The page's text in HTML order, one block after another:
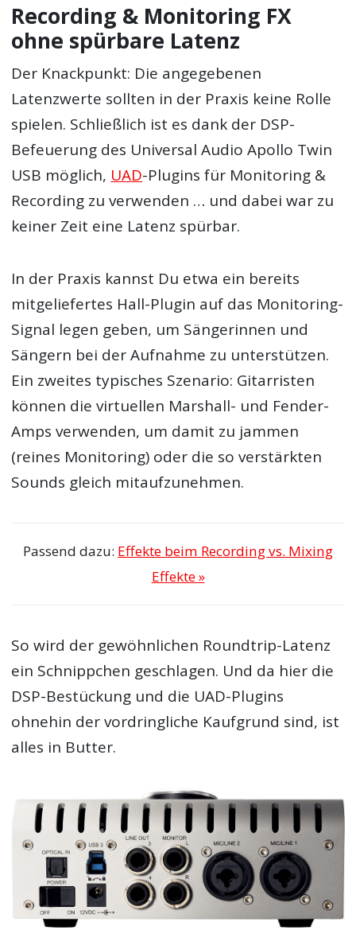
Recording & Monitoring FX
ohne spürbare Latenz
Der Knackpunkt: Die angegebenen
Latenzwerte sollten in der Praxis keine Rolle
spielen. Schließlich ist es dank der DSP-
Befeuerung des Universal Audio Apollo Twin
USB möglich, UAD-Plugins für Monitoring &
Recording zu verwenden … und dabei war zu
keiner Zeit eine Latenz spürbar.
In der Praxis kannst Du etwa ein bereits
mitgeliefertes Hall-Plugin auf das Monitoring-
Signal legen geben, um Sängerinnen und
Sängern bei der Aufnahme zu unterstützen.
Ein zweites typisches Szenario: Gitarristen
können die virtuellen Marshall- und Fender-
Amps verwenden, um damit zu jammen
(reines Monitoring) oder die so verstärkten
Sounds gleich mitaufzunehmen.
Passend dazu: Effekte beim Recording vs. Mixing
Effekte »
So wird der gewöhnlichen Roundtrip-Latenz
ein Schnippchen geschlagen. Und da hier die
DSP-Bestückung und die UAD-Plugins
ohnehin der vordringliche Kaufgrund sind, ist
alles in Butter.